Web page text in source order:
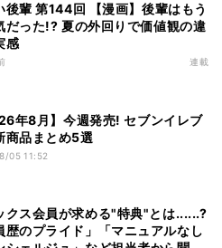
後輩 第144回 【漫画】後輩はもう
だった!? 夏の外回りで価値観の違
感
連載
年8月】今週発売! セブンイレブ
商品まとめ5選
05 11:52
クス会員が求める"特典"とは......?
歴のプライド」「マニュアルなし